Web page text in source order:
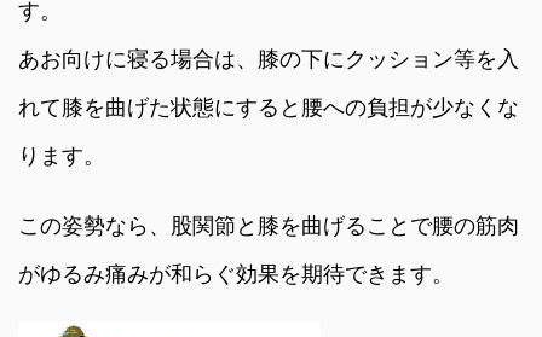
す。
あお向けに寝る場合は、膝の下にクッション等を入
れて膝を曲げた状態にすると腰への負担が少なくな
ります。
この姿勢なら、股関節と膝を曲げることで腰の筋肉
がゆるみ痛みが和らぐ効果を期待できます。